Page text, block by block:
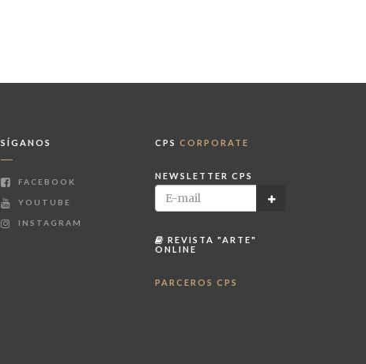
SÍGANOS
FACEBOOK
YOUTUBE
INSTAGRAM
CPS CORPORATE
NEWSLETTER CPS
REVISTA "ARTE"
ONLINE
PARCEROS CPS